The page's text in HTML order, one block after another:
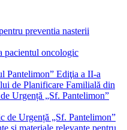
preventia nasterii
pacientul oncologic
Pantelimon” Ediţia a II-a
de Planificare Familială din
Urgență „Sf. Pantelimon”
de Urgență „Sf. Pantelimon”
și materiale relevante pentru